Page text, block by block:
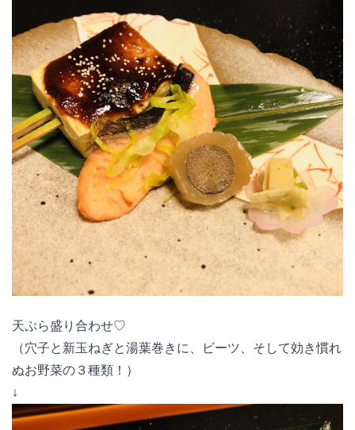
天ぷら盛り合わせ♡
（穴子と新玉ねぎと湯葉巻きに、ビーツ、そして効き慣れ
ぬお野菜の３種類！）
↓